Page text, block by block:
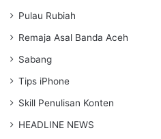
Pulau Rubiah
Remaja Asal Banda Aceh
Sabang
Tips iPhone
Skill Penulisan Konten
HEADLINE NEWS